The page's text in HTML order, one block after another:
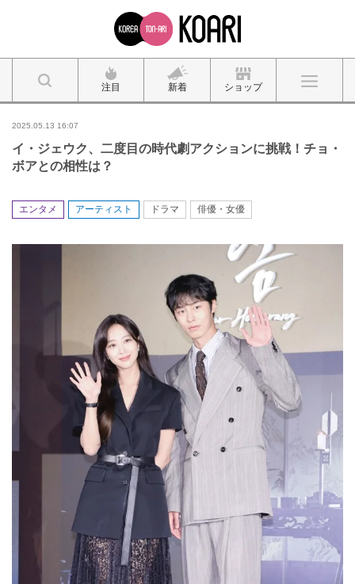
注目 新着 ショップ
2025.05.13 16:07
イ・ジェウク、二度目の時代劇アクションに挑戦！チョ・
ボアとの相性は？
エンタメ アーティスト ドラマ 俳優・女優